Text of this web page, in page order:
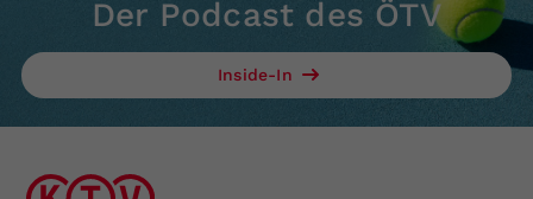
Der Podcast des ÖTV
Inside-In